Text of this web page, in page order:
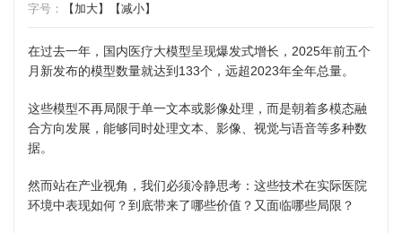
字号：
【加大】 【减小】
在过去一年，国内医疗大模型呈现爆发式增长，2025年前五个
月新发布的模型数量就达到133个，远超2023年全年总量。
这些模型不再局限于单一文本或影像处理，而是朝着多模态融
合方向发展，能够同时处理文本、影像、视觉与语音等多种数
据。
然而站在产业视角，我们必须冷静思考：这些技术在实际医院
环境中表现如何？到底带来了哪些价值？又面临哪些局限？